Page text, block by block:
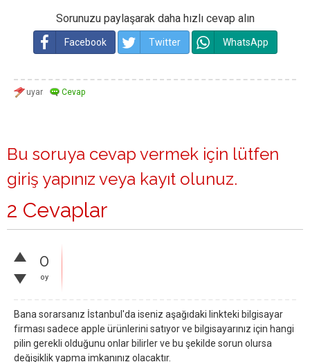
Sorunuzu paylaşarak daha hızlı cevap alın
Facebook Twitter WhatsApp
Bu soruya cevap vermek için lütfen
giriş yapınız veya kayıt olunuz.
2 Cevaplar
0
oy
Bana sorarsanız İstanbul'da iseniz aşağıdaki linkteki bilgisayar
firması sadece apple ürünlerini satıyor ve bilgisayarınız için hangi
pilin gerekli olduğunu onlar bilirler ve bu şekilde sorun olursa
değişiklik yapma imkanınız olacaktır.